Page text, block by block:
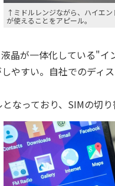
↑ミドルレンジながら、ハイエン
が使えることをアピール。
晶が一体化している"
やすい。自社でのディ
なっており、SIMの切